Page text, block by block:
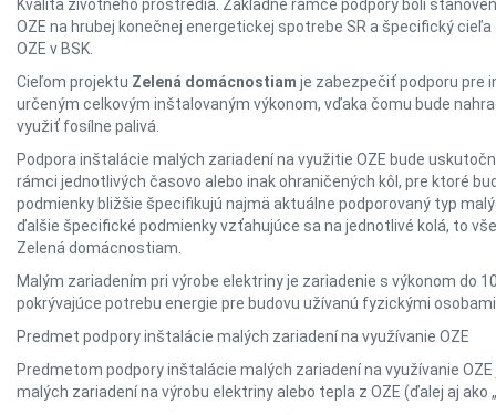
Kvalita životného prostredia. Základné rámce podpory boli
OZE na hrubej konečnej energetickej spotrebe SR a špecifický
OZE v BSK.
Cieľom projektu Zelená domácnostiam je zabezpečiť podporu pre
určeným celkovým inštalovaným výkonom, vďaka čomu bude
využiť fosílne palivá.
Podpora inštalácie malých zariadení na využitie OZE bude
rámci jednotlivých časovo alebo inak ohraničených kôl, pre ktoré
podmienky bližšie špecifikujú najmä aktuálne podporovaný typ
ďalšie špecifické podmienky vzťahujúce sa na jednotlivé kolá, to
Zelená domácnostiam.
Malým zariadením pri výrobe elektriny je zariadenie s výkonom do
pokrývajúce potrebu energie pre budovu užívanú fyzickými
Predmet podpory inštalácie malých zariadení na využívanie OZE
Predmetom podpory inštalácie malých zariadení na využívanie
malých zariadení na výrobu elektriny alebo tepla z OZE (ďalej aj ako